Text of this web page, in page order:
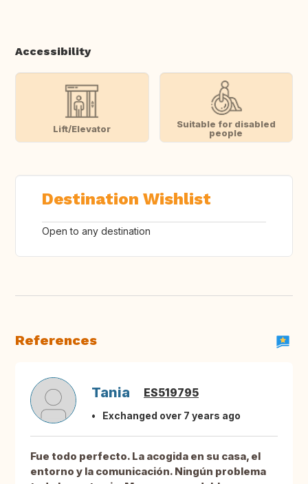
Accessibility
Lift/Elevator
Suitable for disabled
people
Destination Wishlist
Open to any destination
References
Tania ES519795
Exchanged over 7 years ago
Fue todo perfecto. La acogida en su casa, el
entorno y la comunicación. Ningún problema